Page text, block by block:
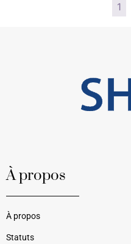
1
À propos
À propos
Statuts